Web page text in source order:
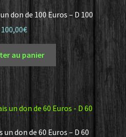
don de 100 Euros – D 100
100,00€
au panier
un don de 60 Euros – D 60